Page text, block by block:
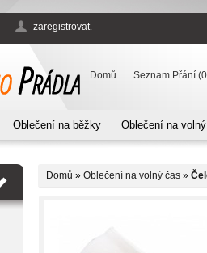
zaregistrovat.
Domů Seznam Přání
Oblečení na běžky Oblečení na
Domů » Oblečení na volný čas »